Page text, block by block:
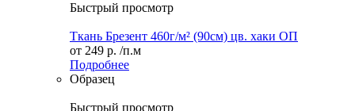
Быстрый просмотр
Ткань Брезент 460г/м² (90см) цв. хаки ОП
от 249 р. /п.м
Подробнее
Образец
Быстрый просмотр